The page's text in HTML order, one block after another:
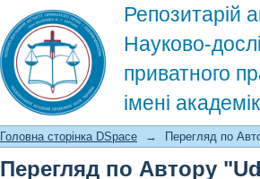
Репозитарій
Науково-
приватного
імені
Перегляд по Автору
Головна сторінка DSpace → Перегляд по
Перегляд по Автору